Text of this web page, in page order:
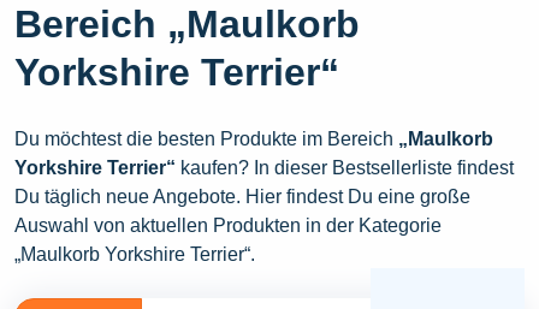
Bereich „Maulkorb
Yorkshire Terrier“
Du möchtest die besten Produkte im Bereich „Maulkorb
Yorkshire Terrier“ kaufen? In dieser Bestsellerliste findest
Du täglich neue Angebote. Hier findest Du eine große
Auswahl von aktuellen Produkten in der Kategorie
„Maulkorb Yorkshire Terrier“.